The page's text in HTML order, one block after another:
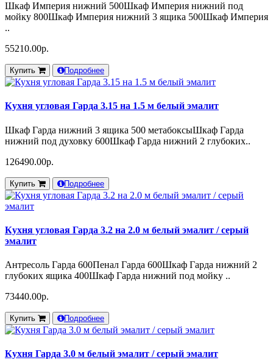
Шкаф Империя нижний 500Шкаф Империя нижний под
мойку 800Шкаф Империя нижний 3 ящика 500Шкаф Империя
..
55210.00р.
Купить Подробнее
Кухня угловая Гарда 3.15 на 1.5 м белый эмалит
Шкаф Гарда нижний 3 ящика 500 метабоксыШкаф Гарда
нижний под духовку 600Шкаф Гарда нижний 2 глубоких..
126490.00р.
Купить Подробнее
Кухня угловая Гарда 3.2 на 2.0 м белый эмалит / серый
эмалит
Антресоль Гарда 600Пенал Гарда 600Шкаф Гарда нижний 2
глубоких ящика 400Шкаф Гарда нижний под мойку ..
73440.00р.
Купить Подробнее
Кухня Гарда 3.0 м белый эмалит / серый эмалит